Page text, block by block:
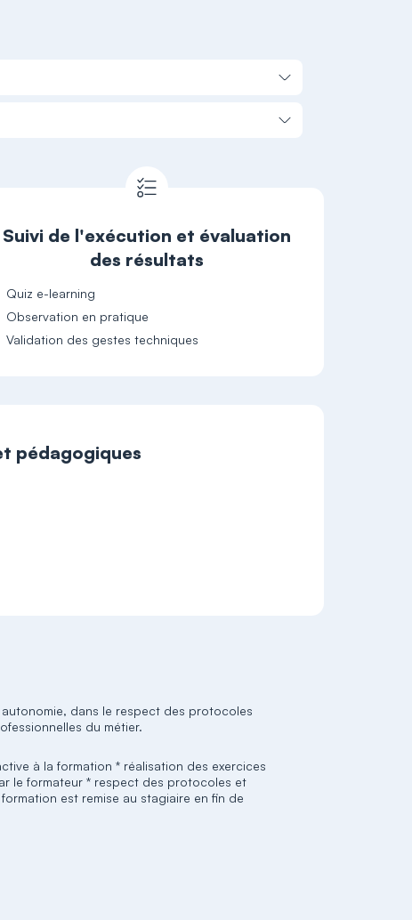
Suivi de l'exécution et évaluation
des résultats
Quiz e-learning
Observation en pratique
Validation des gestes techniques
pédagogiques
dans le respect des protocoles
du métier.
à la formation * réalisation des exercices
le formateur * respect des protocoles et
est remise au stagiaire en fin de